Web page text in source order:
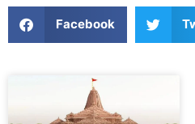
Facebook